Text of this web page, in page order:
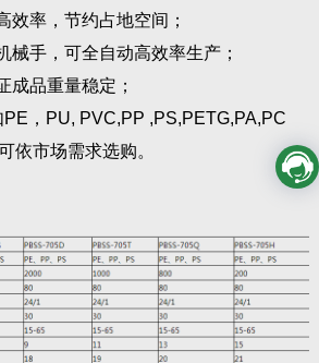
效率，节约占地空间；
械手，可全自动高效率生产；
成品重量稳定；
，PU, PVC,PP ,PS,PETG,PA,PC
依市场需求选购。